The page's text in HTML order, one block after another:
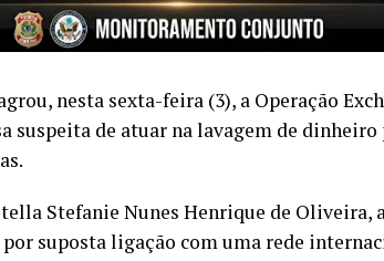
nesta sexta-feira (3), a Operação
suspeita de atuar na lavagem de
Stefanie Nunes Henrique de Oliveira,
suposta ligação com uma rede